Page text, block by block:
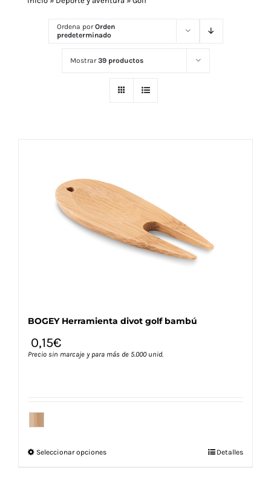
Navidad 🎄 Invierno
WooCommerce Cart
Ordena porOrden
predeterminado
Mostrar39 productos
BOGEY Herramienta divot golf bambú
0,15€
Precio sin marcaje y para más de 5.000 unid.
Seleccionar opcionesEste
Detalles